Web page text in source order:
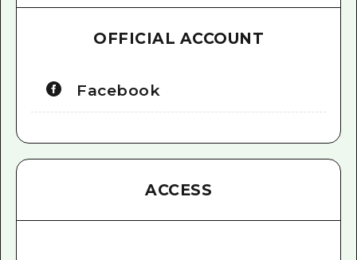
OFFICIAL ACCOUNT
Facebook
ACCESS